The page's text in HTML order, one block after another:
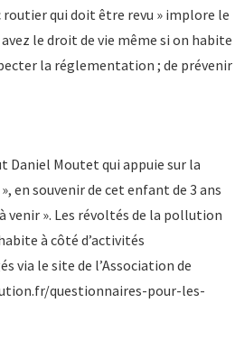
qui doit être revu » implore le
le droit de vie même si on habite
la réglementation ; de prévenir
Daniel Moutet qui appuie sur la
en souvenir de cet enfant de 3 ans
venir ». Les révoltés de la pollution
à côté d’activités
via le site de l’Association de
questionnaires-pour-les-